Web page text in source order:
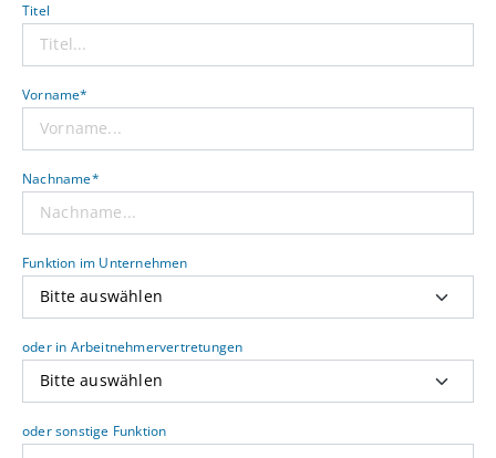
Titel
Vorname*
Nachname*
Funktion im Unternehmen
oder in Arbeitnehmervertretungen
oder sonstige Funktion